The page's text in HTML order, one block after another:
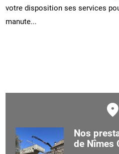
votre disposition ses services
manute...
Nos
de Nîmes